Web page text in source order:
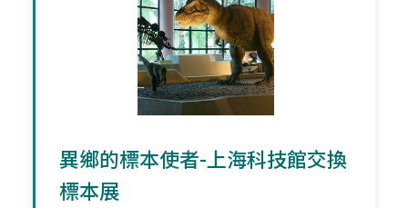
異鄉的標本使者-上海科技館交換
標本展